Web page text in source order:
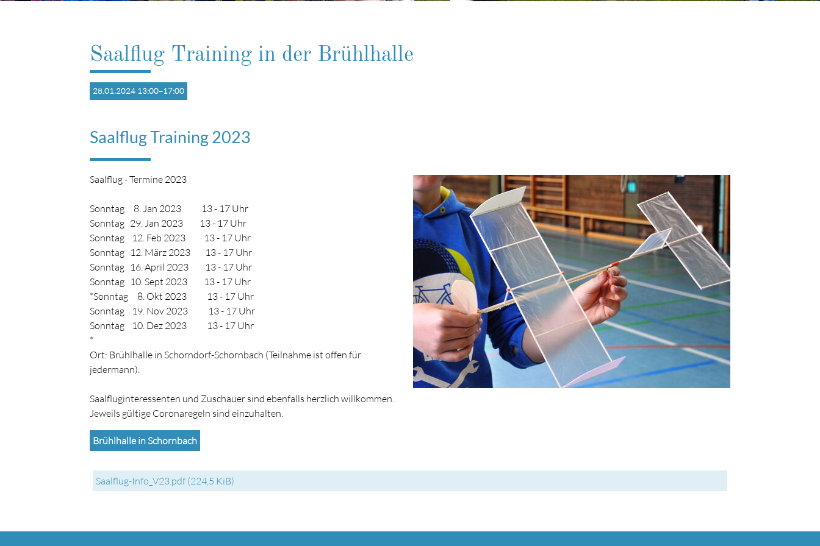
Saalflug Training in der Brühlhalle
28.01.2024 13:00–17:00
Saalflug Training 2023
Saalflug - Termine 2023
Sonntag 8. Jan 2023 13 - 17 Uhr
Sonntag 29. Jan 2023 13 - 17 Uhr
Sonntag 12. Feb 2023 13 - 17 Uhr
Sonntag 12. März 2023 13 - 17 Uhr
Sonntag 16. April 2023 13 - 17 Uhr
Sonntag 10. Sept 2023 13 - 17 Uhr
*Sonntag 8. Okt 2023 13 - 17 Uhr
Sonntag 19. Nov 2023 13 - 17 Uhr
Sonntag 10. Dez 2023 13 - 17 Uhr
*
Ort: Brühlhalle in Schorndorf-Schornbach (Teilnahme ist offen für
jedermann).
Saalfluginteressenten und Zuschauer sind ebenfalls herzlich willkommen.
Jeweils gültige Coronaregeln sind einzuhalten.
Brühlhalle in Schornbach
Saalflug-Info_V23.pdf (224,5 KiB)